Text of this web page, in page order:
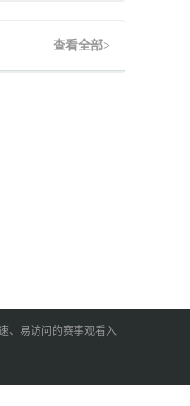
查看全部>
、易访问的赛事观看入